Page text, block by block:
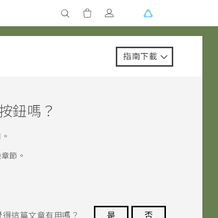
指南下載
鈕嗎？
節。
得這篇文章有用嗎？ 是 否